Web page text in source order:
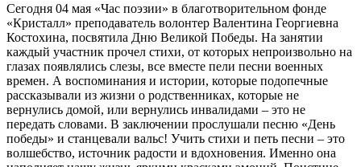
Сегодня 04 мая «Час поэзии» в благотворительном фонде
«Кристалл» преподаватель волонтер Валентина Георгиевна
Костохина, посвятила Дню Великой Победы. На занятии
каждый участник прочел стихи, от которых непроизвольно на
глазах появлялись слезы, все вместе пели песни военных
времен. А воспоминания и истории, которые подопечные
рассказывали из жизни о родственниках, которые не
вернулись домой, или вернулись инвалидами – это не
передать словами. В заключении прослушали песню «День
победы» и станцевали вальс! Учить стихи и петь песни – это
волшебство, источник радости и вдохновения. Именно она